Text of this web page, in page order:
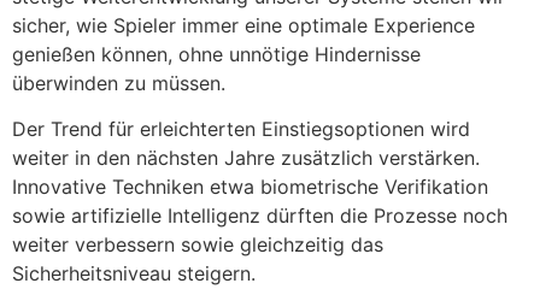
sicher, wie Spieler immer eine optimale Experience
genießen können, ohne unnötige Hindernisse
überwinden zu müssen.
Der Trend für erleichterten Einstiegsoptionen wird
weiter in den nächsten Jahre zusätzlich verstärken.
Innovative Techniken etwa biometrische Verifikation
sowie artifizielle Intelligenz dürften die Prozesse noch
weiter verbessern sowie gleichzeitig das
Sicherheitsniveau steigern.